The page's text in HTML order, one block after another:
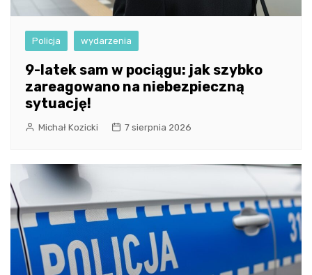
Policja wydarzenia
9-latek sam w pociągu: jak szybko
zareagowano na niebezpieczną
sytuację!
Michał Kozicki 7 sierpnia 2026